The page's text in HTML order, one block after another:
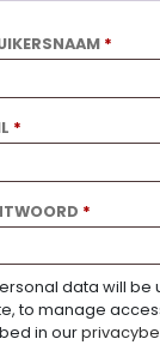
*
*
*
data will be
to manage
in our